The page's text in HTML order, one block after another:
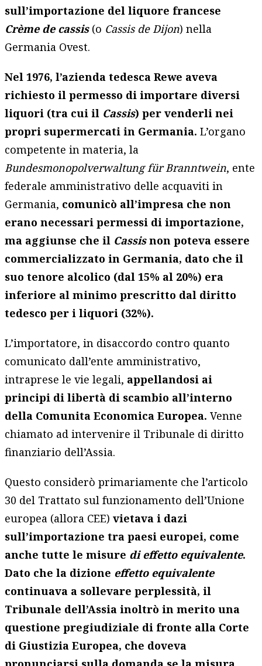
sull’importazione del liquore francese
Crème de cassis(o Cassis de Dijon) nella
Germania Ovest.
Nel 1976, l’azienda tedesca Rewe aveva
richiesto il permesso di importare diversi
liquori (tra cui il Cassis) per venderli nei
propri supermercati in Germania. L’organo
competente in materia, la
Bundesmonopolverwaltung für Branntwein, ente
federale amministrativo delle acquaviti in
Germania, comunicò all’impresa che non
erano necessari permessi di importazione,
ma aggiunse che il Cassisnon poteva essere
commercializzato in Germania, dato che il
suo tenore alcolico (dal 15% al 20%) era
inferiore al minimo prescritto dal diritto
tedesco per i liquori (32%).
L’importatore, in disaccordo contro quanto
comunicato dall’ente amministrativo,
intraprese le vie legali, appellandosi ai
principi di libertà di scambio all’interno
della Comunita Economica Europea. Venne
chiamato ad intervenire il Tribunale di diritto
finanziario dell’Assia.
Questo considerò primariamente che l’articolo
30 del Trattato sul funzionamento dell’Unione
europea (allora CEE)vietava i dazi
sull’importazione tra paesi europei, come
anche tutte le misure di effetto equivalente.
Dato che la dizione effetto equivalente
continuava a sollevare perplessità, il
Tribunale dell’Assia inoltrò in merito una
questione pregiudiziale di fronte alla Corte
di Giustizia Europea, che doveva